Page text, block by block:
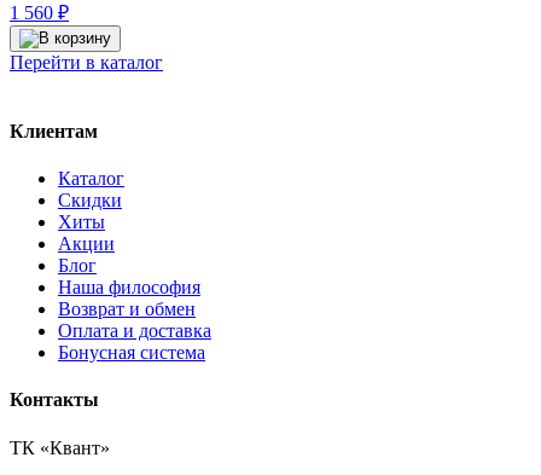
1 560 ₽
Перейти в каталог
Клиентам
Каталог
Скидки
Хиты
Акции
Блог
Наша философия
Возврат и обмен
Оплата и доставка
Бонусная система
Контакты
ТК «Квант»